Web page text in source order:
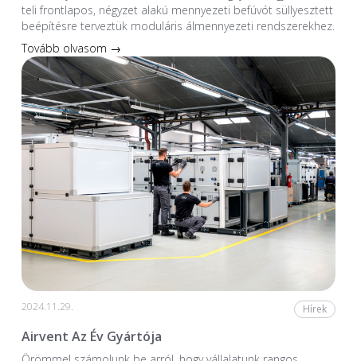
teli frontlapos, négyzet alakú mennyezeti befúvót süllyesztett
beépítésre terveztük moduláris álmennyezeti rendszerekhez.
Tovább olvasom →
2024.11.29. Hírek
Airvent Az Év Gyártója